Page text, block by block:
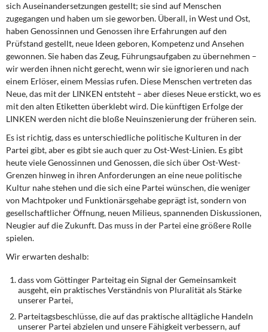
sich Auseinandersetzungen gestellt; sie sind auf Menschen
zugegangen und haben um sie geworben. Überall, in West und Ost,
haben Genossinnen und Genossen ihre Erfahrungen auf den
Prüfstand gestellt, neue Ideen geboren, Kompetenz und Ansehen
gewonnen. Sie haben das Zeug, Führungsaufgaben zu übernehmen –
wir werden ihnen nicht gerecht, wenn wir sie ignorieren und nach
einem Erlöser, einem Messias rufen. Diese Menschen vertreten das
Neue, das mit der LINKEN entsteht – aber dieses Neue erstickt, wo es
mit den alten Etiketten überklebt wird. Die künftigen Erfolge der
LINKEN werden nicht die bloße Neuinszenierung der früheren sein.
Es ist richtig, dass es unterschiedliche politische Kulturen in der
Partei gibt, aber es gibt sie auch quer zu Ost-West-Linien. Es gibt
heute viele Genossinnen und Genossen, die sich über Ost-West-
Grenzen hinweg in ihren Anforderungen an eine neue politische
Kultur nahe stehen und die sich eine Partei wünschen, die weniger
von Machtpoker und Funktionärsgehabe geprägt ist, sondern von
gesellschaftlicher Öffnung, neuen Milieus, spannenden Diskussionen,
Neugier auf die Zukunft. Das muss in der Partei eine größere Rolle
spielen.
Wir erwarten deshalb:
dass vom Göttinger Parteitag ein Signal der Gemeinsamkeit
ausgeht, ein praktisches Verständnis von Pluralität als Stärke
unserer Partei,
Parteitagsbeschlüsse, die auf das praktische alltägliche Handeln
unserer Partei abzielen und unsere Fähigkeit verbessern, auf